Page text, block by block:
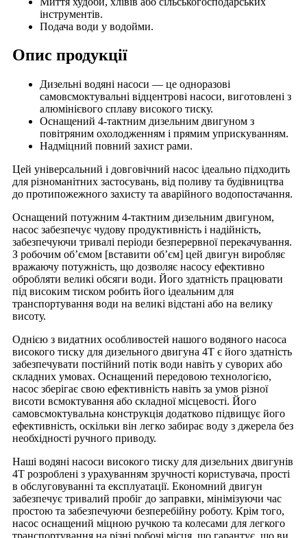
інструментів.
Подача води у водойми.
Опис продукції
Дизельні водяні насоси — це одноразові
самовсмоктувальні відцентрові насоси, виготовлені з
алюмінієвого сплаву високого тиску.
Оснащений 4-тактним дизельним двигуном з
повітряним охолодженням і прямим уприскуванням.
Надміцний повний захист рами.
Цей універсальний і довговічний насос ідеально підходить
для різноманітних застосувань, від поливу та будівництва
до протипожежного захисту та аварійного водопостачання.
Оснащений потужним 4-тактним дизельним двигуном,
насос забезпечує чудову продуктивність і надійність,
забезпечуючи тривалі періоди безперервної перекачування.
З робочим об’ємом [вставити об’єм] цей двигун виробляє
вражаючу потужність, що дозволяє насосу ефективно
обробляти великі обсяги води. Його здатність працювати
під високим тиском робить його ідеальним для
транспортування води на великі відстані або на велику
висоту.
Однією з видатних особливостей нашого водяного насоса
високого тиску для дизельного двигуна 4T є його здатність
забезпечувати постійний потік води навіть у суворих або
складних умовах. Оснащений передовою технологією,
насос зберігає свою ефективність навіть за умов різної
висоти всмоктування або складної місцевості. Його
самовсмоктувальна конструкція додатково підвищує його
ефективність, оскільки він легко забирає воду з джерела без
необхідності ручного приводу.
Наші водяні насоси високого тиску для дизельних двигунів
4T розроблені з урахуванням зручності користувача, прості
в обслуговуванні та експлуатації. Економний двигун
забезпечує тривалий пробіг до заправки, мінімізуючи час
простою та забезпечуючи безперебійну роботу. Крім того,
насос оснащений міцною ручкою та колесами для легкого